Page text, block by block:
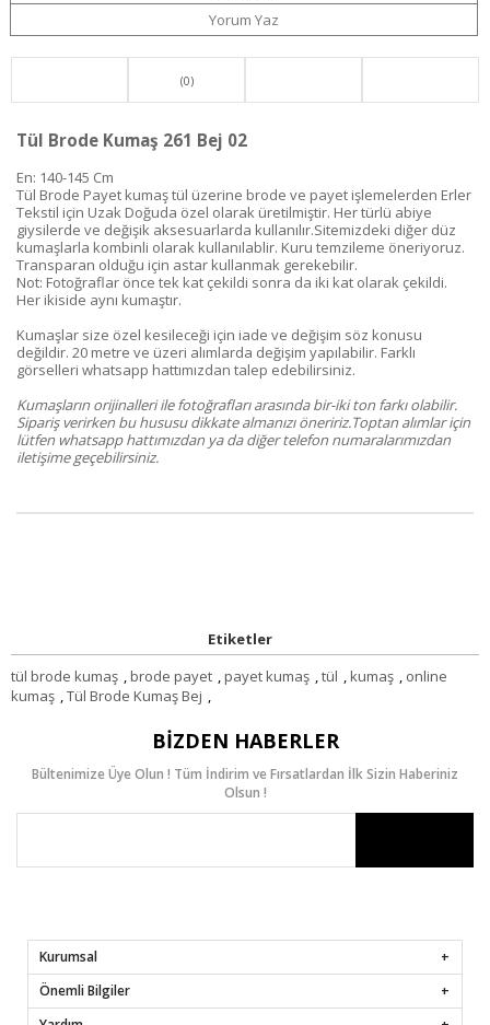
Yorum Yaz
(0)
Tül Brode Kumaş 261 Bej 02
En: 140-145 Cm
Tül Brode Payet kumaş tül üzerine brode ve payet işlemelerden Erler
Tekstil için Uzak Doğuda özel olarak üretilmiştir. Her türlü abiye
giysilerde ve değişik aksesuarlarda kullanılır.Sitemizdeki diğer düz
kumaşlarla kombinli olarak kullanılablir. Kuru temzileme öneriyoruz.
Transparan olduğu için astar kullanmak gerekebilir.
Not: Fotoğraflar önce tek kat çekildi sonra da iki kat olarak çekildi.
Her ikiside aynı kumaştır.
Kumaşlar size özel kesileceği için iade ve değişim söz konusu
değildir. 20 metre ve üzeri alımlarda değişim yapılabilir. Farklı
görselleri whatsapp hattımızdan talep edebilirsiniz.
Kumaşların orijinalleri ile fotoğrafları arasında bir-iki ton farkı olabilir.
Sipariş verirken bu hususu dikkate almanızı öneririz.Toptan alımlar için
lütfen whatsapp hattımızdan ya da diğer telefon numaralarımızdan
iletişime geçebilirsiniz.
Etiketler
tül brode kumaş ,brode payet ,payet kumaş ,tül ,kumaş , online
kumaş ,Tül Brode Kumaş Bej ,
BIZDEN HABERLER
Bültenimize Üye Olun ! Tüm İndirim ve Fırsatlardan İlk Sizin Haberiniz
Olsun !
Kurumsal
Önemli Bilgiler